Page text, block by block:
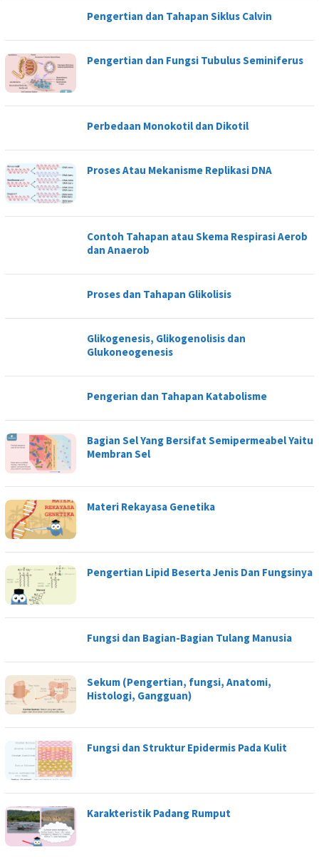
Pengertian dan Tahapan Siklus Calvin
Pengertian dan Fungsi Tubulus Seminiferus
Perbedaan Monokotil dan Dikotil
Proses Atau Mekanisme Replikasi DNA
Contoh Tahapan atau Skema Respirasi Aerob
dan Anaerob
Proses dan Tahapan Glikolisis
Glikogenesis, Glikogenolisis dan
Glukoneogenesis
Pengerian dan Tahapan Katabolisme
Bagian Sel Yang Bersifat Semipermeabel Yaitu
Membran Sel
Materi Rekayasa Genetika
Pengertian Lipid Beserta Jenis Dan Fungsinya
Fungsi dan Bagian-Bagian Tulang Manusia
Sekum (Pengertian, fungsi, Anatomi,
Histologi, Gangguan)
Fungsi dan Struktur Epidermis Pada Kulit
Karakteristik Padang Rumput